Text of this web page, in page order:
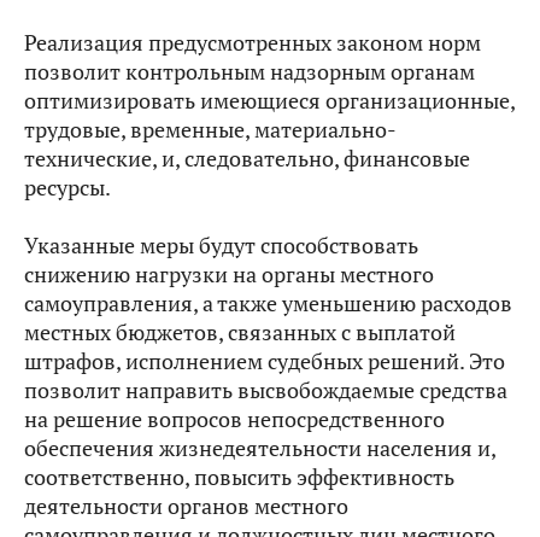
Реализация предусмотренных законом норм
позволит контрольным надзорным органам
оптимизировать имеющиеся организационные,
трудовые, временные, материально-
технические, и, следовательно, финансовые
ресурсы.
Указанные меры будут способствовать
снижению нагрузки на органы местного
самоуправления, а также уменьшению расходов
местных бюджетов, связанных с выплатой
штрафов, исполнением судебных решений. Это
позволит направить высвобождаемые средства
на решение вопросов непосредственного
обеспечения жизнедеятельности населения и,
соответственно, повысить эффективность
деятельности органов местного